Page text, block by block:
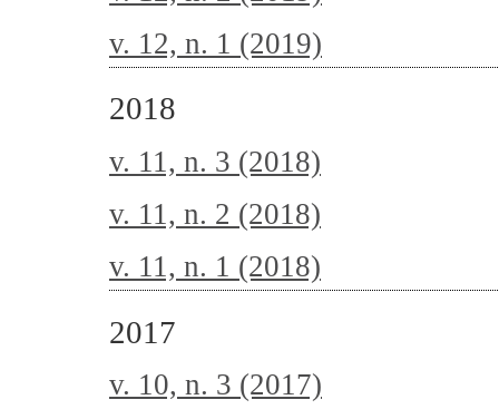
v. 12, n. 1 (2019)
2018
v. 11, n. 3 (2018)
v. 11, n. 2 (2018)
v. 11, n. 1 (2018)
2017
v. 10, n. 3 (2017)